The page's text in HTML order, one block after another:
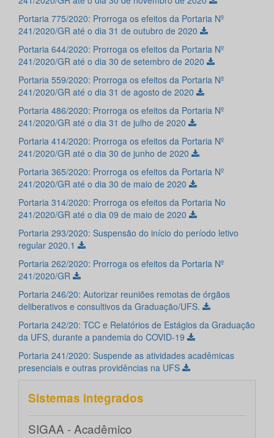
Portaria 775/2020: Prorroga os efeitos da Portaria Nº
241/2020/GR até o dia 31 de outubro de 2020
Portaria 644/2020: Prorroga os efeitos da Portaria Nº
241/2020/GR até o dia 30 de setembro de 2020
Portaria 559/2020: Prorroga os efeitos da Portaria Nº
241/2020/GR até o dia 31 de agosto de 2020
Portaria 486/2020: Prorroga os efeitos da Portaria Nº
241/2020/GR até o dia 31 de julho de 2020
Portaria 414/2020: Prorroga os efeitos da Portaria Nº
241/2020/GR até o dia 30 de junho de 2020
Portaria 365/2020: Prorroga os efeitos da Portaria Nº
241/2020/GR até o dia 30 de maio de 2020
Portaria 314/2020: Prorroga os efeitos da Portaria No
241/2020/GR até o dia 09 de maio de 2020
Portaria 293/2020: Suspensão do início do período letivo
regular 2020.1
Portaria 262/2020: Prorroga os efeitos da Portaria Nº
241/2020/GR
Portaria 246/20: Autorizar reuniões remotas de órgãos
deliberativos e consultivos da Graduação/UFS.
Portaria 242/20: TCC e Relatórios de Estágios da Graduação
da UFS, durante a pandemia do COVID-19
Portaria 241/2020: Suspende as atividades acadêmicas
presenciais e outras providências na UFS
Sistemas integrados
SIGAA - Acadêmico